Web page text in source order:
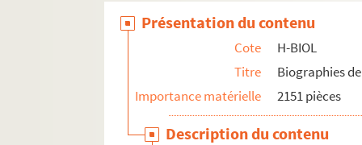
H-BIOL-20. Parrayon à Puvrez
H-BIOL-21. Quartelette à Salembier
H-BIOL-22. Sacqueleu à Sylvius
H-BIOL-23. Taviel à Vanderhaegen
H-BIOL-24. Van de Weghe à Zimmerman
Présentation du contenu
Cote
H-BIOL
Titre
Biographies
Importance matérielle
2151 pièces
Description du contenu